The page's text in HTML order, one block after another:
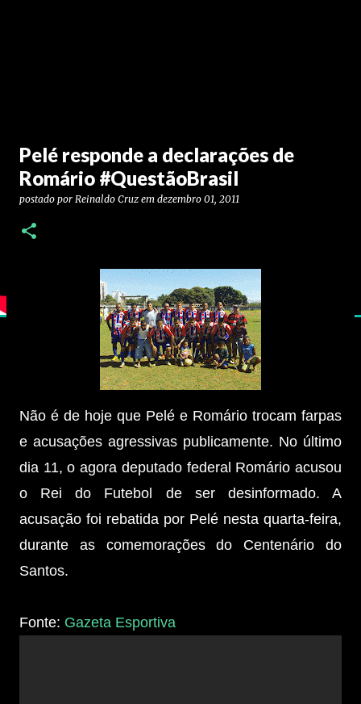
Pelé responde a declarações de
Romário #QuestãoBrasil
postado por Reinaldo Cruz em dezembro 01, 2011
Não é de hoje que Pelé e Romário trocam farpas
e acusações agressivas publicamente. No último
dia 11, o agora deputado federal Romário acusou
o Rei do Futebol de ser desinformado. A
acusação foi rebatida por Pelé nesta quarta-feira,
durante as comemorações do Centenário do
Santos.
Fonte: Gazeta Esportiva